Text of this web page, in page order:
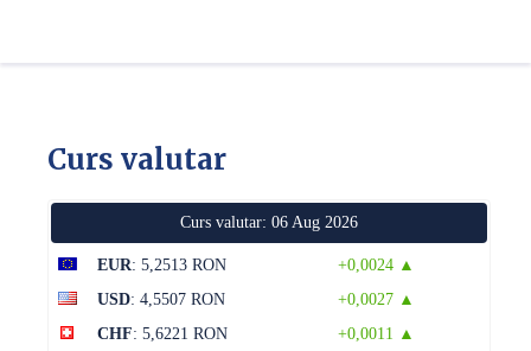
Curs valutar
Curs valutar: 06 Aug 2026
EUR: 5,2513 RON
+0,0024 ▲
USD: 4,5507 RON
+0,0027 ▲
CHF: 5,6221 RON
+0,0011 ▲